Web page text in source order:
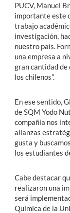
PUCV, Manuel
importante este
trabajo
investigación,
nuestro país.
una empresa a
gran cantidad de
los chilenos”.
En ese sentido,
de SQM Yodo
compañía nos
alianzas
gusta y
los estudiantes
Cabe destacar
realizaron una
será
Química de la